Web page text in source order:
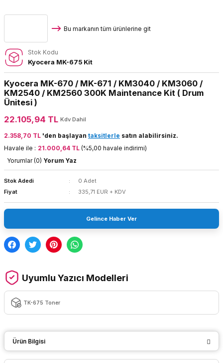
Bu markanın tüm ürünlerine git
Stok Kodu
Kyocera MK-675 Kit
Kyocera MK-670 / MK-671 / KM3040 / KM3060 /
KM2540 / KM2560 300K Maintenance Kit ( Drum
Ünitesi )
22.105,94 TL Kdv Dahil
2.358,70 TL 'den başlayan taksitlerle satın alabilirsiniz.
Havale ile : 21.000,64 TL (%5,00 havale indirimi)
Yorumlar (0) Yorum Yaz
Stok Adedi
0 Adet
Fiyat
335,71 EUR + KDV
Gelince Haber Ver
Uyumlu Yazıcı Modelleri
TK-675 Toner
Ürün Bilgisi